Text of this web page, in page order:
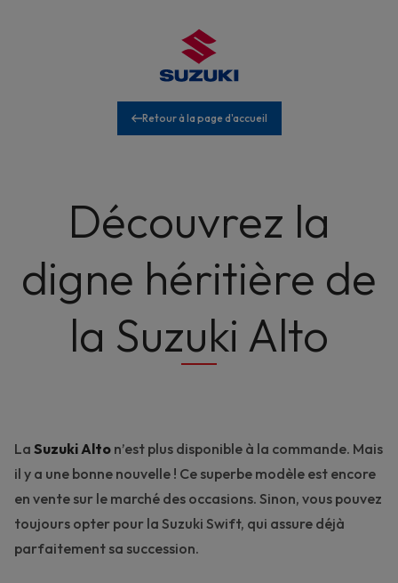
Retour à la page d'accueil
Découvrez la
digne héritière de
la Suzuki Alto
La Suzuki Alto n’est plus disponible à la commande. Mais
il y a une bonne nouvelle ! Ce superbe modèle est encore
en vente sur le marché des occasions. Sinon, vous pouvez
toujours opter pour la Suzuki Swift, qui assure déjà
parfaitement sa succession.